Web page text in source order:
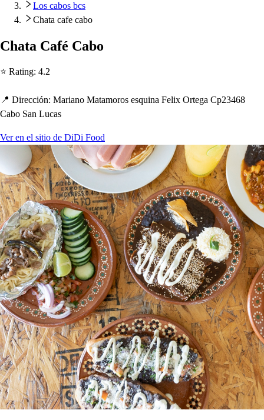
Los cabos bcs
Chata cafe cabo
Chata Café Cabo
⭐ Rating: 4.2
📍 Dirección: Mariano Matamoros esquina Felix Ortega Cp23468
Cabo San Lucas
Ver en el sitio de DiDi Food